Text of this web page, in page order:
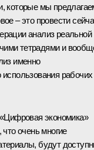
которые мы
– это провести
анализ реальной
тетрадями и
именно
использования рабочих
экономика»
очень многие
будут